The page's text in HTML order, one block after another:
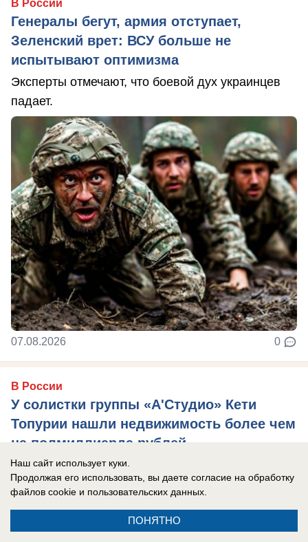
В России
Генералы бегут, армия отступает,
Зеленский врет: ВСУ больше не
испытывают оптимизма
Эксперты отмечают, что боевой дух украинцев
падает.
07.08.2026 0
В России
У солистки группы «А'Студио» Кети
Топурии нашли недвижимость более чем
на полмиллиарда рублей
В активе певицы — столичная квартира,
подмосковный особняк и апартаменты в ОАЭ.
Наш сайт использует куки.
Продолжая его использовать, вы даете согласие на обработку
файлов cookie и пользовательских данных.
ПОНЯТНО